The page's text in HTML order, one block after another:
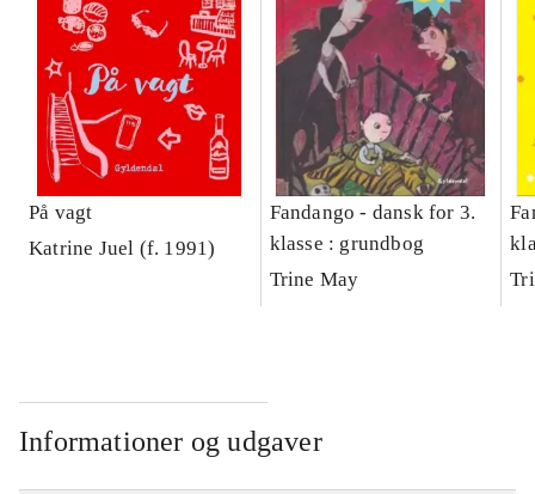
På vagt
Katrine Juel (f. 1991)
Fandango - dansk for 3.
klasse : grundbog
Trine May
Informationer og udgaver